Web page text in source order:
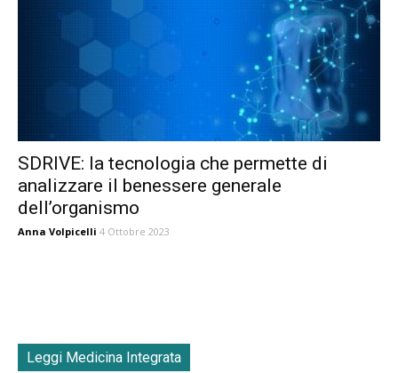
SDRIVE: la tecnologia che permette di
analizzare il benessere generale
dell’organismo
Anna Volpicelli 4 Ottobre 2023
Leggi Medicina Integrata